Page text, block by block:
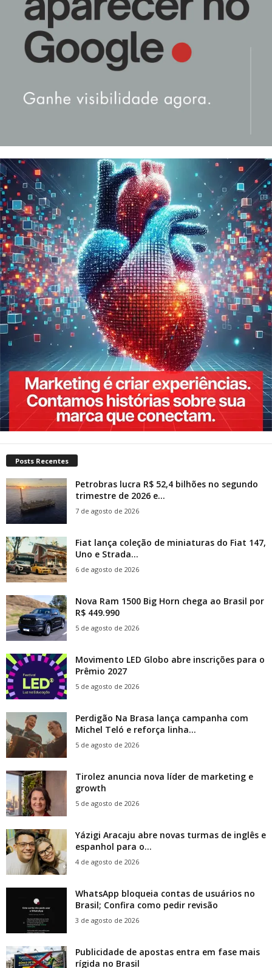
Posts Recentes
Petrobras lucra R$ 52,4 bilhões no segundo
trimestre de 2026 e...
7 de agosto de 2026
Fiat lança coleção de miniaturas do Fiat 147,
Uno e Strada...
6 de agosto de 2026
Nova Ram 1500 Big Horn chega ao Brasil por
R$ 449.990
5 de agosto de 2026
Movimento LED Globo abre inscrições para o
Prêmio 2027
5 de agosto de 2026
Perdigão Na Brasa lança campanha com
Michel Teló e reforça linha...
5 de agosto de 2026
Tirolez anuncia nova líder de marketing e
growth
5 de agosto de 2026
Yázigi Aracaju abre novas turmas de inglês e
espanhol para o...
4 de agosto de 2026
WhatsApp bloqueia contas de usuários no
Brasil; Confira como pedir revisão
3 de agosto de 2026
Publicidade de apostas entra em fase mais
rígida no Brasil